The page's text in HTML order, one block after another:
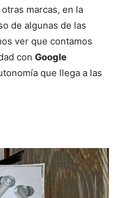
marcas, en la
de algunas de las
ver que contamos
con Google
que llega a las